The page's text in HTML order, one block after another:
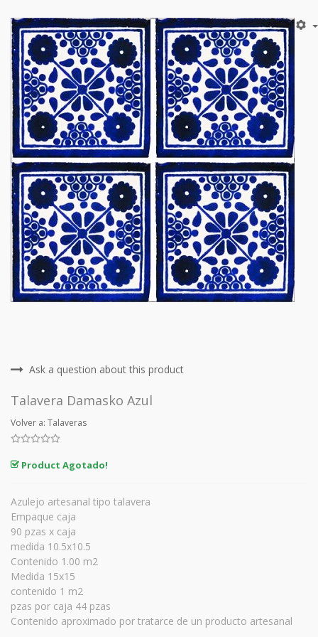
Ask a question about this product
Talavera Damasko Azul
Volver a: Talaveras
Product Agotado!
Azulejo artesanal tipo talavera
Empaque caja
90 pzas x caja
medida 10.5x10.5
Contenido 1.00 m2
Medida 15x15
contenido 1 m2
pzas por caja 44 pzas
Contenido aproximado por tratarce de un producto artesanal